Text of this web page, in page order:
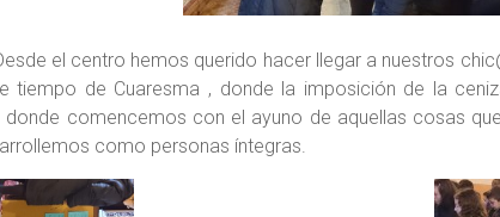
el centro hemos querido hacer llegar a nuestros
tiempo de Cuaresma , donde la imposición de la
donde comencemos con el ayuno de aquellas cosas
como personas íntegras.